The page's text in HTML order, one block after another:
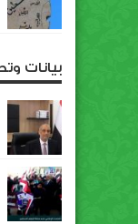
بيانات